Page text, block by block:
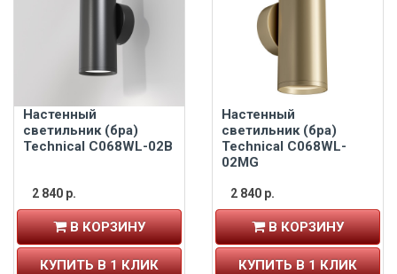
Настенный
светильник (бра)
Technical C068WL-02B
2 840 р.
В КОРЗИНУ
КУПИТЬ В 1 КЛИК
Настенный
светильник (бра)
Technical C068WL-
02MG
2 840 р.
В КОРЗИНУ
КУПИТЬ В 1 КЛИК